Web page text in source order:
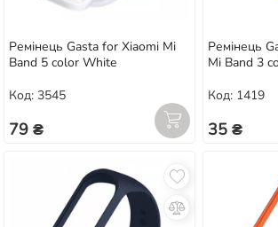
Ремінець Gasta for Xiaomi Mi
Band 5 color White
Код: 3545
79 ₴
Ремінець
Mi Band 3
Код: 1419
35 ₴